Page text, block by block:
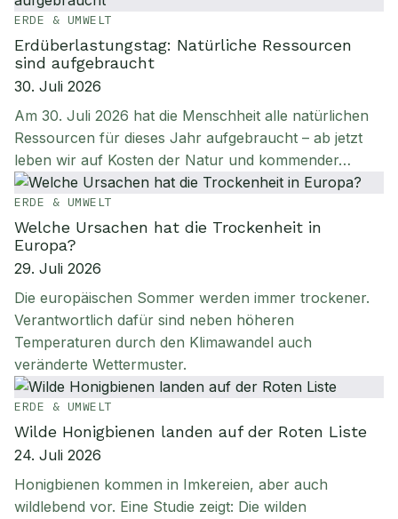
ERDE & UMWELT
Erdüberlastungstag: Natürliche Ressourcen
sind aufgebraucht
30. Juli 2026
Am 30. Juli 2026 hat die Menschheit alle natürlichen
Ressourcen für dieses Jahr aufgebraucht – ab jetzt
leben wir auf Kosten der Natur und kommender…
ERDE & UMWELT
Welche Ursachen hat die Trockenheit in
Europa?
29. Juli 2026
Die europäischen Sommer werden immer trockener.
Verantwortlich dafür sind neben höheren
Temperaturen durch den Klimawandel auch
veränderte Wettermuster.
ERDE & UMWELT
Wilde Honigbienen landen auf der Roten Liste
24. Juli 2026
Honigbienen kommen in Imkereien, aber auch
wildlebend vor. Eine Studie zeigt: Die wilden